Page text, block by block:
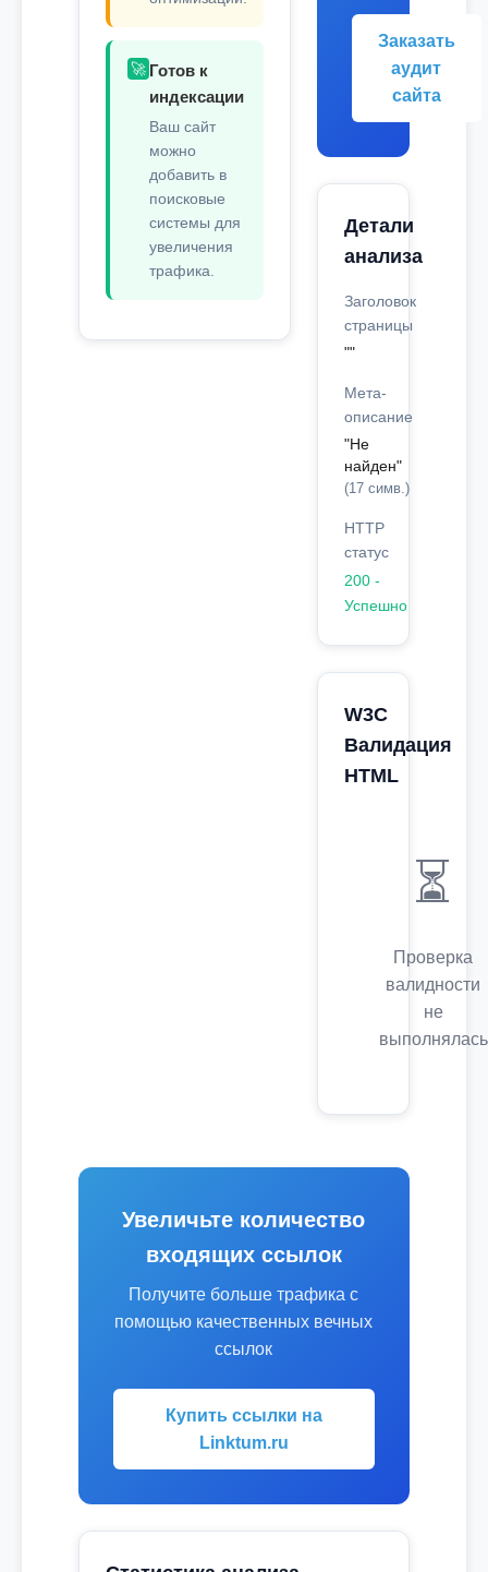
🚀 Готов к
индексации
Ваш сайт
можно
добавить в
поисковые
системы для
увеличения
трафика.
Заказать
аудит
сайта
Детали
анализа
Заголовок
страницы
""
Мета-
описание
"Не
найден"
(17 симв.)
HTTP
статус
200 -
Успешно
W3C
Валидация
HTML
⏳
Проверка
валидности
не
выполнялась
Увеличьте количество
входящих ссылок
Получите больше трафика с
помощью качественных вечных
ссылок
Купить ссылки на
Linktum.ru